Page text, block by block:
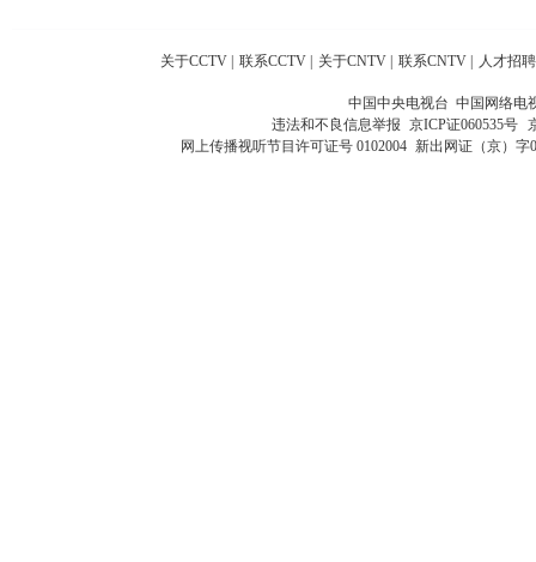
关于CCTV 联系CCTV 关于CNTV 联系CNTV 人才招聘
中国中央电视台 中国网络电
违法和不良信息举报 京ICP证060535号
网上传播视听节目许可证号 0102004 新出网证（京）